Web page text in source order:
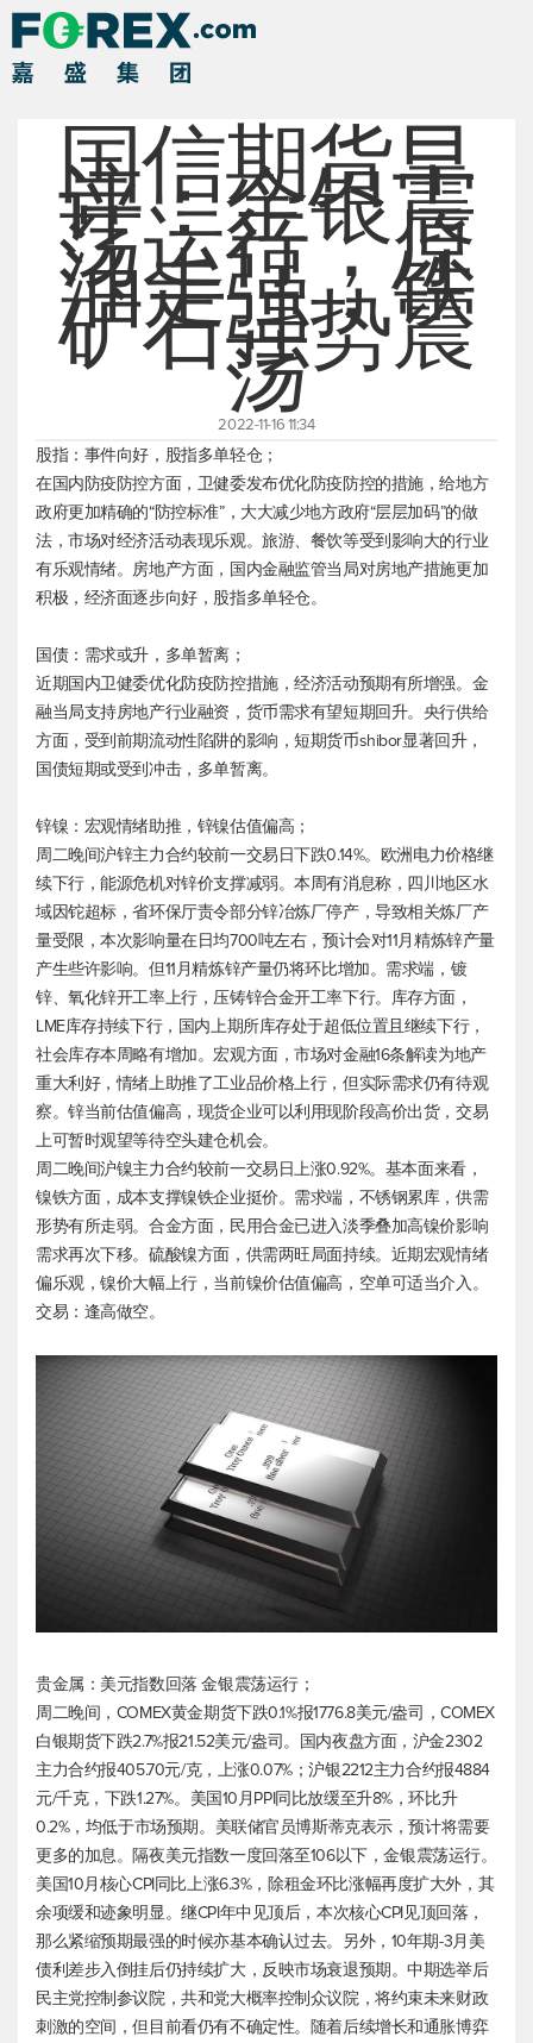
国信期货早
评：金银震
荡运行，原
油走强，铁
矿石强势震
荡
2022-11-16 11:34
股指：事件向好，股指多单轻仓；
在国内防疫防控方面，卫健委发布优化防疫防控的措施，给地方
政府更加精确的“防控标准”，大大减少地方政府“层层加码”的做
法，市场对经济活动表现乐观。旅游、餐饮等受到影响大的行业
有乐观情绪。房地产方面，国内金融监管当局对房地产措施更加
积极，经济面逐步向好，股指多单轻仓。
国债：需求或升，多单暂离；
近期国内卫健委优化防疫防控措施，经济活动预期有所增强。金
融当局支持房地产行业融资，货币需求有望短期回升。央行供给
方面，受到前期流动性陷阱的影响，短期货币shibor显著回升，
国债短期或受到冲击，多单暂离。
锌镍：宏观情绪助推，锌镍估值偏高；
周二晚间沪锌主力合约较前一交易日下跌0.14%。欧洲电力价格继
续下行，能源危机对锌价支撑减弱。本周有消息称，四川地区水
域因铊超标，省环保厅责令部分锌冶炼厂停产，导致相关炼厂产
量受限，本次影响量在日均700吨左右，预计会对11月精炼锌产量
产生些许影响。但11月精炼锌产量仍将环比增加。需求端，镀
锌、氧化锌开工率上行，压铸锌合金开工率下行。库存方面，
LME库存持续下行，国内上期所库存处于超低位置且继续下行，
社会库存本周略有增加。宏观方面，市场对金融16条解读为地产
重大利好，情绪上助推了工业品价格上行，但实际需求仍有待观
察。锌当前估值偏高，现货企业可以利用现阶段高价出货，交易
上可暂时观望等待空头建仓机会。
周二晚间沪镍主力合约较前一交易日上涨0.92%。基本面来看，
镍铁方面，成本支撑镍铁企业挺价。需求端，不锈钢累库，供需
形势有所走弱。合金方面，民用合金已进入淡季叠加高镍价影响
需求再次下移。硫酸镍方面，供需两旺局面持续。近期宏观情绪
偏乐观，镍价大幅上行，当前镍价估值偏高，空单可适当介入。
交易：逢高做空。
贵金属： 美元指数回落 金银震荡运行；
周二晚间， COMEX黄金期货下跌0.1%报1776.8美元/盎司，COMEX
白银期货下跌2.7%报21.52美元/盎司。国内夜盘方面，沪金2302
主力合约报405.70元/克，上涨0.07%；沪银2212主力合约报4884
元/千克，下跌1.27%。美国10月PPI同比放缓至升8%，环比升
0.2%，均低于市场预期。美联储官员博斯蒂克表示，预计将需要
更多的加息。隔夜美元指数一度回落至106以下，金银震荡运行。
美国10月核心CPI同比上涨6.3%，除租金环比涨幅再度扩大外，其
余项缓和迹象明显。继CPI年中见顶后，本次核心CPI见顶回落，
那么紧缩预期最强的时候亦基本确认过去。另外，10年期-3月美
债利差步入倒挂后仍持续扩大，反映市场衰退预期。中期选举后
民主党控制参议院，共和党大概率控制众议院，将约束未来财政
刺激的空间，但目前看仍有不确定性。随着后续增长和通胀博弈